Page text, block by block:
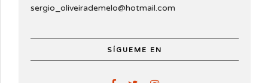
sergio_oliveirademelo@hotmail.com
SÍGUEME EN